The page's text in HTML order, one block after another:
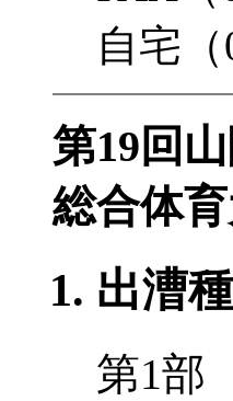
自宅
第19回
総合体
出漕
第1部